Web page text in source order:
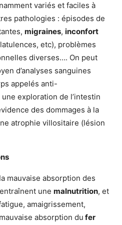
variés et faciles à
pathologies : épisodes de
migraines, inconfort
etc), problèmes
diverses…. On peut
d’analyses sanguines
appelés anti-
exploration de l’intestin
des dommages à la
atrophie villositaire (lésion
mauvaise absorption des
une malnutrition, et
amaigrissement,
absorption du fer